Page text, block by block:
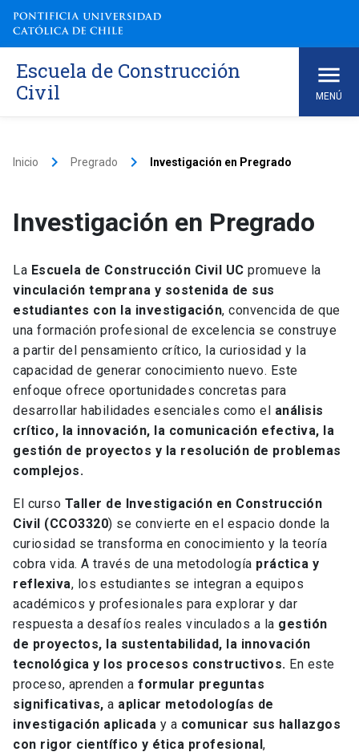
Skip
content
Escuela de Construcción
Civil
MENÚ
Inicio keyboard_arrow_right Pregrado keyboard_arrow_right Investigación en Pregrado
Investigación en Pregrado
La Escuela de Construcción Civil UC promueve la
vinculación temprana y sostenida de sus
estudiantes con la investigación, convencida de que
una formación profesional de excelencia se construye
a partir del pensamiento crítico, la curiosidad y la
capacidad de generar conocimiento nuevo. Este
enfoque ofrece oportunidades concretas para
desarrollar habilidades esenciales como el análisis
crítico, la innovación, la comunicación efectiva, la
gestión de proyectos y la resolución de problemas
complejos.
El curso Taller de Investigación en Construcción
Civil (CCO3320) se convierte en el espacio donde la
curiosidad se transforma en conocimiento y la teoría
cobra vida. A través de una metodología práctica y
reflexiva, los estudiantes se integran a equipos
académicos y profesionales para explorar y dar
respuesta a desafíos reales vinculados a la gestión
de proyectos, la sustentabilidad, la innovación
tecnológica y los procesos constructivos. En este
proceso, aprenden a formular preguntas
significativas, a aplicar metodologías de
investigación aplicada y a comunicar sus hallazgos
con rigor científico y ética profesional,